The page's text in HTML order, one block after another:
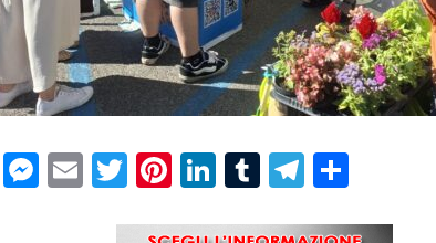
WhatsApp
Messenger
EmailTwitter
Pinterest
LinkedIn
TumblrTelegram